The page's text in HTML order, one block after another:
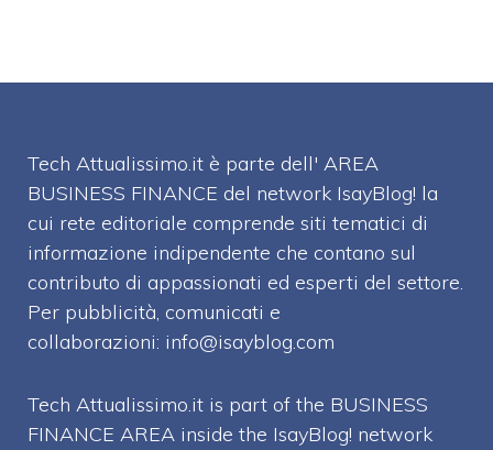
Tech Attualissimo.it è parte dell' AREA
BUSINESS FINANCE del network IsayBlog! la
cui rete editoriale comprende siti tematici di
informazione indipendente che contano sul
contributo di appassionati ed esperti del settore.
Per pubblicità, comunicati e
collaborazioni: info@isayblog.com
Tech Attualissimo.it is part of the BUSINESS
FINANCE AREA inside the IsayBlog! network